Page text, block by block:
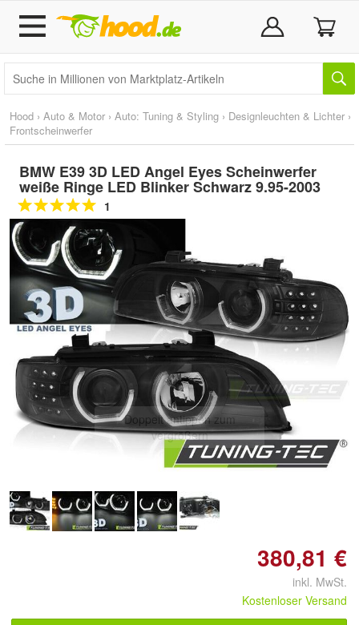
Hood › Auto & Motor › Auto: Tuning & Styling › Designleuchten & Lichter ›
Frontscheinwerfer
BMW E39 3D LED Angel Eyes Scheinwerfer
weiße Ringe LED Blinker Schwarz 9.95-2003
1
Doppelt antippen zum
vergrößern
380,81 €
inkl. MwSt.
Kostenloser Versand